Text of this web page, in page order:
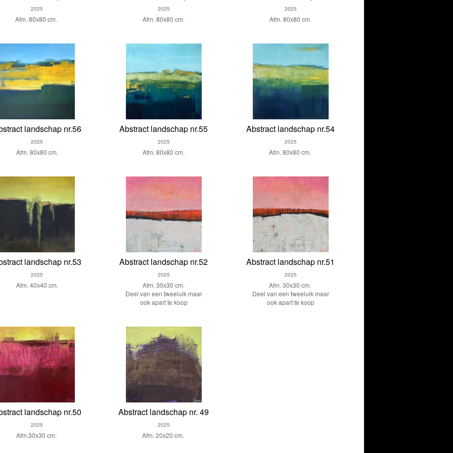
2025
Afm. 80x80 cm.
2025
Afm. 80x80 cm.
2025
Afm. 80x80 cm.
landschap nr.56
2025
Afm. 80x80 cm.
Abstract landschap nr.55
2025
Afm. 80x80 cm.
Abstract landschap nr.54
2025
Afm. 80x80 cm.
landschap nr.53
2025
Afm. 40x40 cm.
Abstract landschap nr.52
2025
Afm. 30x30 cm.
Deel van een tweeluik maar
ook apart te koop
Abstract landschap nr.51
2025
Afm. 30x30 cm.
Deel van een tweeluik maar
ook apart te koop
landschap nr.50
2025
Afm.30x30 cm.
Abstract landschap nr. 49
2025
Afm. 20x20 cm.